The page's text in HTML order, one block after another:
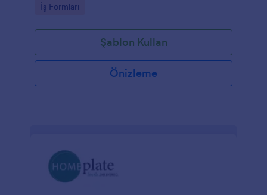
Go to Category:
İş Formları
Şablon Kullan
Önizleme